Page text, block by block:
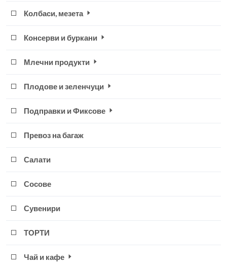
Колбаси, мезета
Консерви и буркани
Млечни продукти
Плодове и зеленчуци
Подправки и Фиксове
Превоз на багаж
Салати
Сосове
Сувенири
ТОРТИ
Чай и кафе